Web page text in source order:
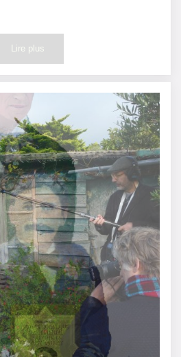
Lire plus